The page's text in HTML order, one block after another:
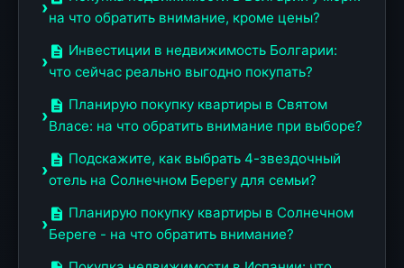
на что обратить внимание, кроме цены?
Инвестиции в недвижимость Болгарии:
что сейчас реально выгодно покупать?
Планирую покупку квартиры в Святом
Власе: на что обратить внимание при выборе?
Подскажите, как выбрать 4-звездочный
отель на Солнечном Берегу для семьи?
Планирую покупку квартиры в Солнечном
Береге - на что обратить внимание?